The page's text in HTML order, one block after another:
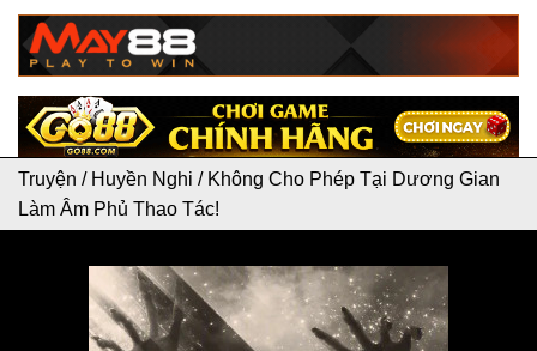
Truyện / Huyền Nghi / Không Cho Phép Tại Dương Gian
Làm Âm Phủ Thao Tác!